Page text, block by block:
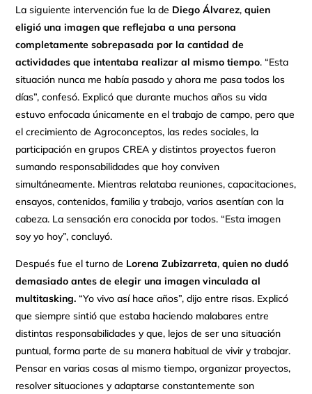
La siguiente intervención fue la de Diego Álvarez,quien
eligió una imagen que reflejaba a una persona
completamente sobrepasada por la cantidad de
actividades que intentaba realizar al mismo tiempo. “Esta
situación nunca me había pasado y ahora me pasa todos los
días”, confesó. Explicó que durante muchos años su vida
estuvo enfocada únicamente en el trabajo de campo, pero que
el crecimiento de Agroconceptos, las redes sociales, la
participación en grupos CREA y distintos proyectos fueron
sumando responsabilidades que hoy conviven
simultáneamente. Mientras relataba reuniones, capacitaciones,
ensayos, contenidos, familia y trabajo, varios asentían con la
cabeza. La sensación era conocida por todos. “Esta imagen
soy yo hoy”, concluyó.
Después fue el turno de Lorena Zubizarreta,quien no dudó
demasiado antes de elegir una imagen vinculada al
multitasking.“Yo vivo así hace años”, dijo entre risas. Explicó
que siempre sintió que estaba haciendo malabares entre
distintas responsabilidades y que, lejos de ser una situación
puntual, forma parte de su manera habitual de vivir y trabajar.
Pensar en varias cosas al mismo tiempo, organizar proyectos,
resolver situaciones y adaptarse constantemente son